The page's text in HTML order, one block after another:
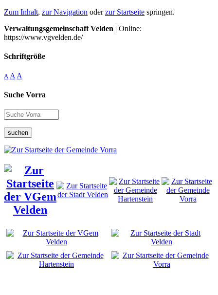
Zum Inhalt, zur Navigation oderzur Startseite springen.
Verwaltungsgemeinschaft Velden | Online:
https://www.vgvelden.de/
Schriftgröße
A A A
Suche Vorra
suchen